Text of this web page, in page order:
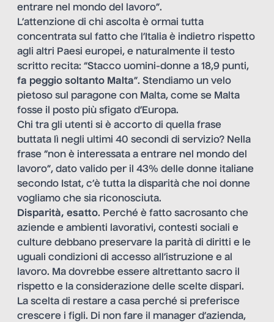
entrare nel mondo del lavoro”.
L’attenzione di chi ascolta è ormai tutta
concentrata sul fatto che l’Italia è indietro rispetto
agli altri Paesi europei, e naturalmente il testo
scritto recita: “Stacco uomini-donne a 18,9 punti,
fa peggio soltanto Malta”. Stendiamo un velo
pietoso sul paragone con Malta, come se Malta
fosse il posto più sfigato d’Europa.
Chi tra gli utenti si è accorto di quella frase
buttata lì negli ultimi 40 secondi di servizio? Nella
frase “non è interessata a entrare nel mondo del
lavoro”, dato valido per il 43% delle donne italiane
secondo Istat, c’è tutta la disparità che noi donne
vogliamo che sia riconosciuta.
Disparità, esatto. Perché è fatto sacrosanto che
aziende e ambienti lavorativi, contesti sociali e
culture debbano preservare la parità di diritti e le
uguali condizioni di accesso all’istruzione e al
lavoro. Ma dovrebbe essere altrettanto sacro il
rispetto e la considerazione delle scelte dispari.
La scelta di restare a casa perché si preferisce
crescere i figli. Di non fare il manager d’azienda,